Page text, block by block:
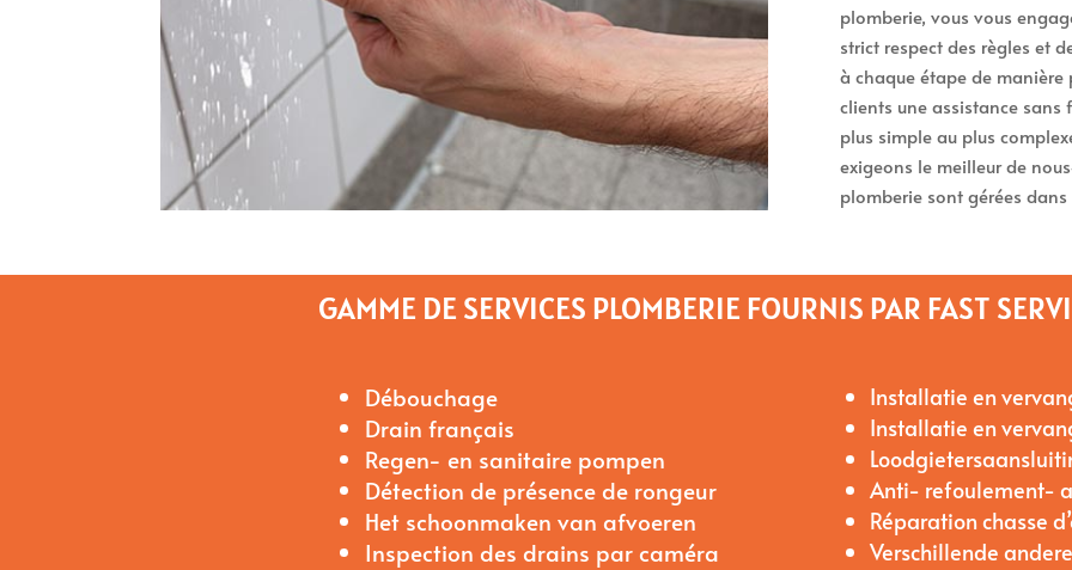
plomberie, vous vous
strict respect des règles et
à chaque étape de
clients une assistance
plus simple au plus
exigeons le meilleur de
plomberie sont gérées
GAMME DE SERVICES PLOMBERIE FOURNIS PAR FAST
Débouchage
Drain français
Regen- en sanitaire pompen
Détection de présence de rongeur
Het schoonmaken van afvoeren
Inspection des drains par caméra
Installatie en
Installatie en
Anti- refoulement-
Réparation chasse
Verschillende